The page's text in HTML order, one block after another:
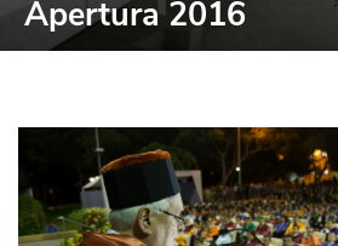
Apertura 2016